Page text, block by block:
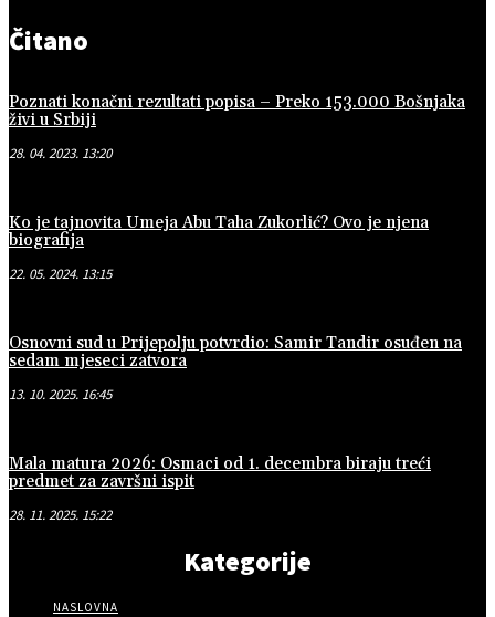
Čitano
Poznati konačni rezultati popisa – Preko 153.000 Bošnjaka
živi u Srbiji
28. 04. 2023. 13:20
Ko je tajnovita Umeja Abu Taha Zukorlić? Ovo je njena
biografija
22. 05. 2024. 13:15
Osnovni sud u Prijepolju potvrdio: Samir Tandir osuđen na
sedam mjeseci zatvora
13. 10. 2025. 16:45
Mala matura 2026: Osmaci od 1. decembra biraju treći
predmet za završni ispit
28. 11. 2025. 15:22
Kategorije
NASLOVNA